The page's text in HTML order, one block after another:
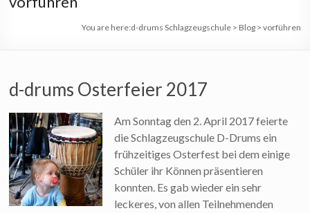
You are here:d-drums Schlagzeugschule> Blog> vorführen
d-drums Osterfeier 2017
Am Sonntag den 2. April 2017 feierte
die Schlagzeugschule D-Drums ein
frühzeitiges Osterfest bei dem einige
Schüler ihr Können präsentieren
konnten. Es gab wieder ein sehr
leckeres, von allen Teilnehmenden